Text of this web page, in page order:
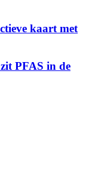
kaart met
PFAS in de